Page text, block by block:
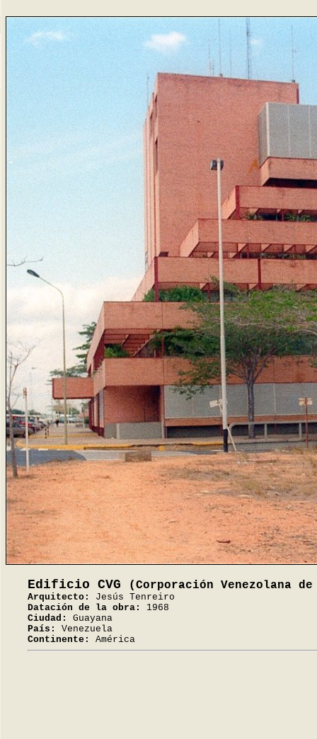
Edificio CVG (Corporación Venezolana de
Arquitecto:
Jesús Tenreiro
Datación de la obra:
1968
Ciudad:
Guayana
País:
Venezuela
Continente:
América